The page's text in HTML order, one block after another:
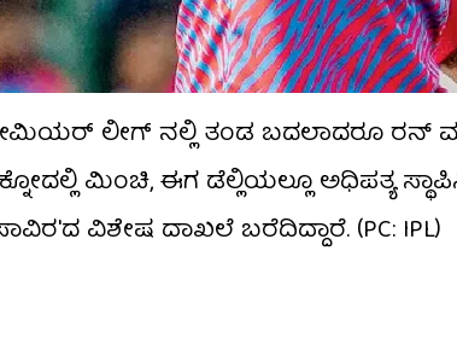
ಲೀಗ್ ನಲ್ಲಿ ತಂಡ ಬದಲಾದರೂ ರನ್
ಮಿಂಚಿ, ಈಗ ಡೆಲ್ಲಿಯಲ್ಲೂ ಅಧಿಪತ್ಯ
ವಿಶೇಷ ದಾಖಲೆ ಬರೆದಿದ್ದಾರೆ. (PC: IPL)